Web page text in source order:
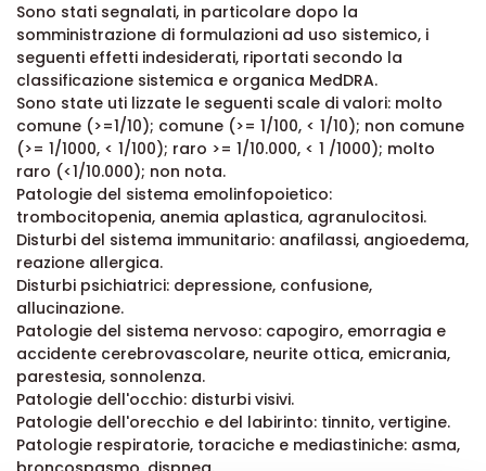
Sono stati segnalati, in particolare dopo la
somministrazione di formulazioni ad uso sistemico, i
seguenti effetti indesiderati, riportati secondo la
classificazione sistemica e organica MedDRA.
Sono state uti lizzate le seguenti scale di valori: molto
comune (>=1/10); comune (>= 1/100, < 1/10); non comune
(>= 1/1000, < 1/100); raro >= 1/10.000, < 1 /1000); molto
raro (<1/10.000); non nota.
Patologie del sistema emolinfopoietico:
trombocitopenia, anemia aplastica, agranulocitosi.
Disturbi del sistema immunitario: anafilassi, angioedema,
reazione allergica.
Disturbi psichiatrici: depressione, confusione,
allucinazione.
Patologie del sistema nervoso: capogiro, emorragia e
accidente cerebrovascolare, neurite ottica, emicrania,
parestesia, sonnolenza.
Patologie dell'occhio: disturbi visivi.
Patologie dell'orecchio e del labirinto: tinnito, vertigine.
Patologie respiratorie, toraciche e mediastiniche: asma,